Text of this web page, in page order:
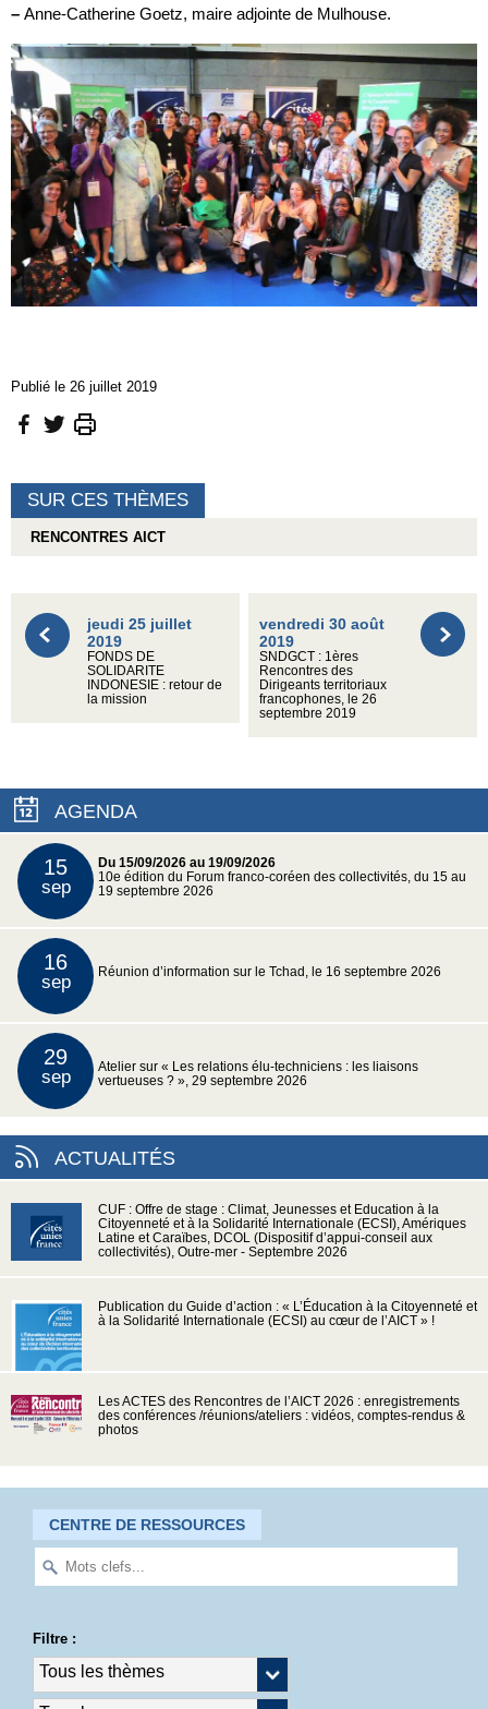
– Anne-Catherine Goetz, maire adjointe de Mulhouse.
Publié le 26 juillet 2019
SUR CES THÈMES
RENCONTRES AICT
jeudi 25 juillet
2019
FONDS DE
SOLIDARITE
INDONESIE : retour de
la mission
vendredi 30 août
2019
SNDGCT : 1ères
Rencontres des
Dirigeants territoriaux
francophones, le 26
septembre 2019
AGENDA
15
sep
Du 15/09/2026 au 19/09/2026
10e édition du Forum franco-coréen des collectivités, du 15 au
19 septembre 2026
16
sep Réunion d’information sur le Tchad, le 16 septembre 2026
29
sep
Atelier sur « Les relations élu-techniciens : les liaisons
vertueuses ? », 29 septembre 2026
ACTUALITÉS
CUF : Offre de stage : Climat, Jeunesses et Education à la
Citoyenneté et à la Solidarité Internationale (ECSI), Amériques
Latine et Caraïbes, DCOL (Dispositif d’appui-conseil aux
collectivités), Outre-mer - Septembre 2026
Publication du Guide d’action : « L’Éducation à la Citoyenneté et
à la Solidarité Internationale (ECSI) au cœur de l’AICT » !
Les ACTES des Rencontres de l’AICT 2026 : enregistrements
des conférences /réunions/ateliers : vidéos, comptes-rendus &
photos
CENTRE DE RESSOURCES
Filtre :